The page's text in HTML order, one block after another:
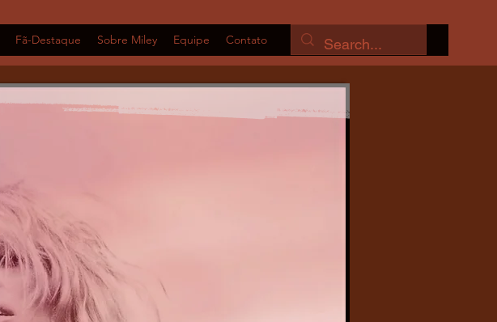
Fã-Destaque Sobre Miley Equipe Contato